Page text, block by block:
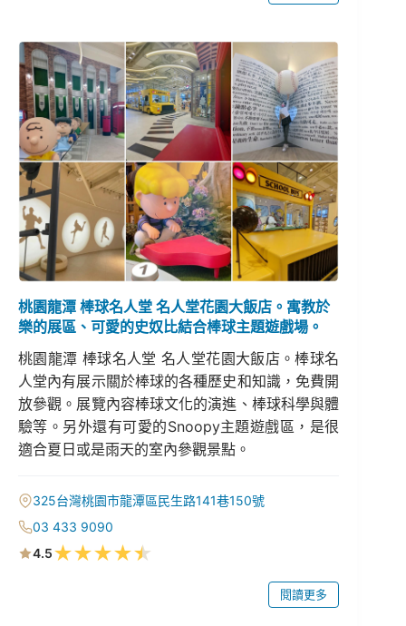
桃園龍潭 棒球名人堂 名人堂花園大飯店。寓教於
樂的展區、可愛的史奴比結合棒球主題遊戲場。
桃園龍潭 棒球名人堂 名人堂花園大飯店。棒球名
人堂內有展示關於棒球的各種歷史和知識，免費開
放參觀。展覽內容棒球文化的演進、棒球科學與體
驗等。另外還有可愛的Snoopy主題遊戲區，是很
適合夏日或是雨天的室內參觀景點。
325台灣桃園市龍潭區民生路141巷150號
03 433 9090
4.5★★★★★
閱讀更多